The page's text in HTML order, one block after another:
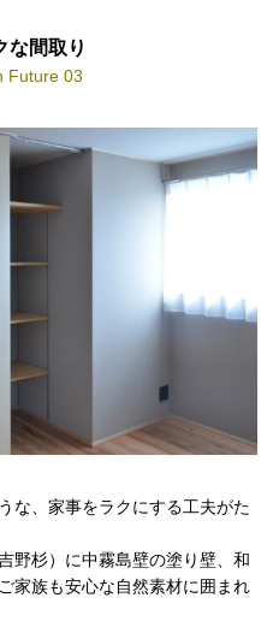
な間取り
Future 03
な、家事をラクにする工夫がた
野杉）に中霧島壁の塗り壁、和
家族も安心な自然素材に囲まれ